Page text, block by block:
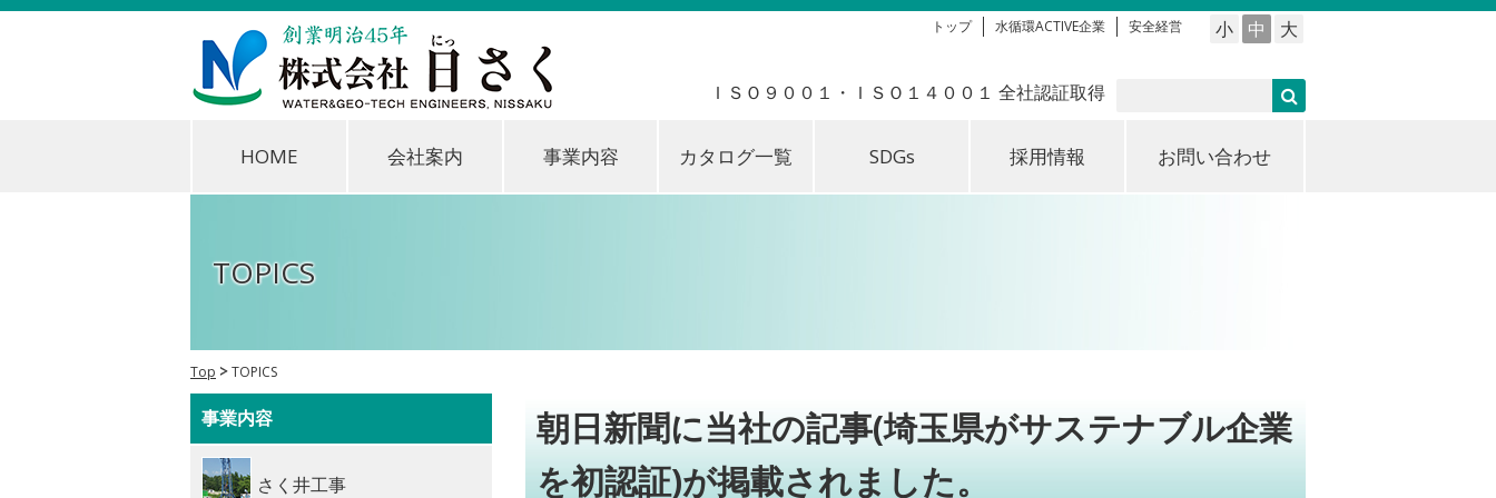
小 中 大
トップ 水循環ACTIVE企業 安全経営
ＩＳＯ９００１・ＩＳＯ１４００１ 全社認証取得
HOME 会社案内 事業内容 カタログ一覧 SDGs 採用情報 お問い合わせ
TOPICS
Top TOPICS
朝日新聞に当社の記事(埼玉県がサステナブル企業
を初認証)が掲載されました。
事業内容
さく井工事